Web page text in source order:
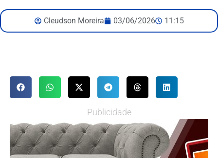
Cleudson Moreira 03/06/2026 11:15
Publicidade